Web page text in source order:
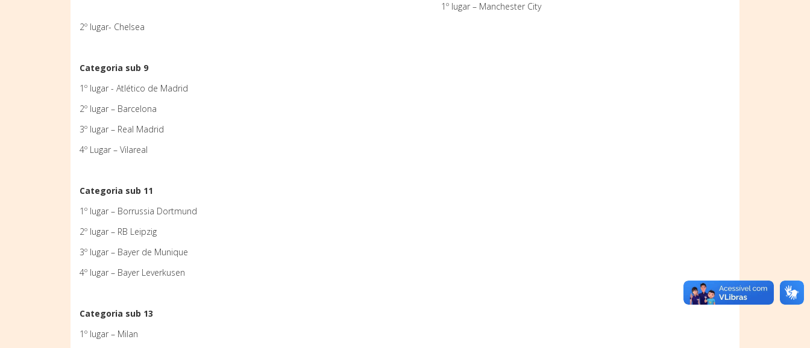
1º lugar – Manchester City
2º lugar- Chelsea
Categoria sub 9
1º lugar - Atlético de Madrid
2º lugar – Barcelona
3º lugar – Real Madrid
4º Lugar – Vilareal
Categoria sub 11
1º lugar – Borrussia Dortmund
2º lugar – RB Leipzig
3º lugar – Bayer de Munique
4º lugar – Bayer Leverkusen
Categoria sub 13
1º lugar – Milan